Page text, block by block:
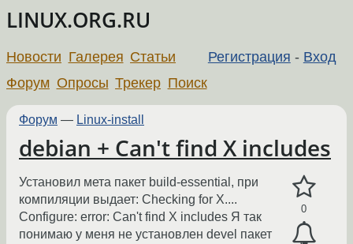
LINUX.ORG.RU
Регистрация - Вход
Новости Галерея Статьи
Форум Опросы Трекер Поиск
Форум — Linux-install
debian + Can't find X includes
0
Установил мета пакет build-essential, при
компиляции выдает: Checking for X....
Configure: error: Can't find X includes Я так
понимаю у меня не установлен devel пакет